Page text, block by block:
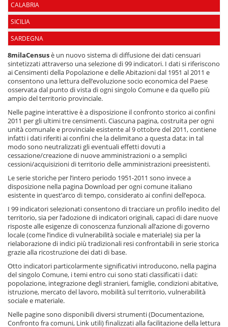
CALABRIA
SICILIA
SARDEGNA
8milaCensusè un nuovo sistema di diffusione dei dati censuari
sintetizzati attraverso una selezione di 99 indicatori. I dati si riferiscono
ai Censimenti della Popolazione e delle Abitazioni dal 1951 al 2011 e
consentono una lettura dell’evoluzione socio economica del Paese
osservata dal punto di vista di ogni singolo Comune e da quello più
ampio del territorio provinciale.
Nelle pagine interattive è a disposizione il confronto storico ai confini
2011 per gli ultimi tre censimenti. Ciascuna pagina, costruita per ogni
unità comunale e provinciale esistente al 9 ottobre del 2011, contiene
infatti i dati riferiti ai confini che la delimitano a questa data: in tal
modo sono neutralizzati gli eventuali effetti dovuti a
cessazione/creazione di nuove amministrazioni o a semplici
cessioni/acquisizioni di territorio delle amministrazioni preesistenti.
Le serie storiche per l’intero periodo 1951-2011 sono invece a
disposizione nella pagina Download per ogni comune italiano
esistente in quest’arco di tempo, considerato ai confini dell’epoca.
I 99 indicatori selezionati consentono di tracciare un profilo inedito del
territorio, sia per l’adozione di indicatori originali, capaci di dare nuove
risposte alle esigenze di conoscenza funzionali all’azione di governo
locale (come l’indice di vulnerabilità sociale e materiale) sia per la
rielaborazione di indici più tradizionali resi confrontabili in serie storica
grazie alla ricostruzione dei dati di base.
Otto indicatori particolarmente significativi introducono, nella pagina
del singolo Comune, i temi entro cui sono stati classificati i dati:
popolazione, integrazione degli stranieri, famiglie, condizioni abitative,
istruzione, mercato del lavoro, mobilità sul territorio, vulnerabilità
sociale e materiale.
Nelle pagine sono disponibili diversi strumenti (Documentazione,
Confronto fra comuni, Link utili) finalizzati alla facilitazione della lettura